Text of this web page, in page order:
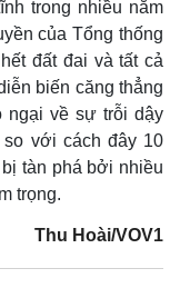
trong nhiều năm
của Tổng thống
đất đai và tất cả
biến căng thẳng
ngại về sự trỗi dậy
với cách đây 10
tàn phá bởi nhiều
trọng.
Thu Hoài/VOV1